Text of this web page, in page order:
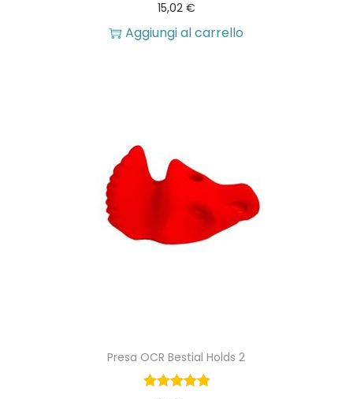
15,02 €
Aggiungi al carrello
Presa OCR Bestial Holds 2